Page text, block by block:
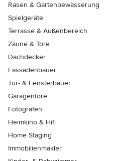
Rasen & Gartenbewässerung
Spielgeräte
Terrasse & Außenbereich
Zäune & Tore
Dachdecker
Fassadenbauer
Tür- & Fensterbauer
Garagentore
Fotografen
Heimkino & Hifi
Home Staging
Immobilienmakler